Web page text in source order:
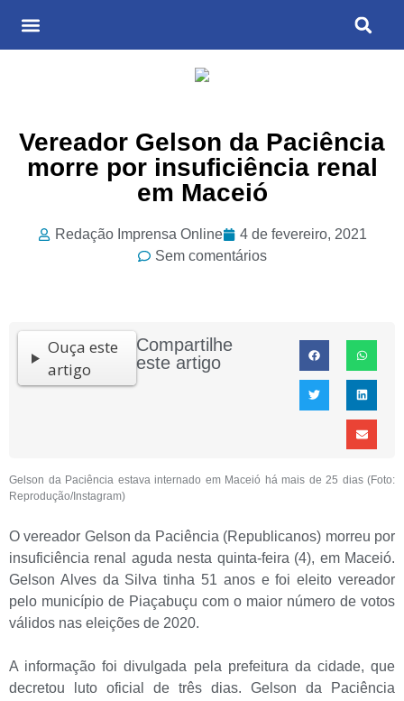
Vereador Gelson da Paciência
morre por insuficiência renal
em Maceió
Redação Imprensa Online
4 de fevereiro, 2021
Sem comentários
Ouça este
artigo
Compartilhe
este artigo
Gelson da Paciência estava internado em Maceió há mais de 25 dias (Foto:
Reprodução/Instagram)
O vereador Gelson da Paciência (Republicanos) morreu por
insuficiência renal aguda nesta quinta-feira (4), em Maceió.
Gelson Alves da Silva tinha 51 anos e foi eleito vereador
pelo município de Piaçabuçu com o maior número de votos
válidos nas eleições de 2020.
A informação foi divulgada pela prefeitura da cidade, que
decretou luto oficial de três dias. Gelson da Paciência